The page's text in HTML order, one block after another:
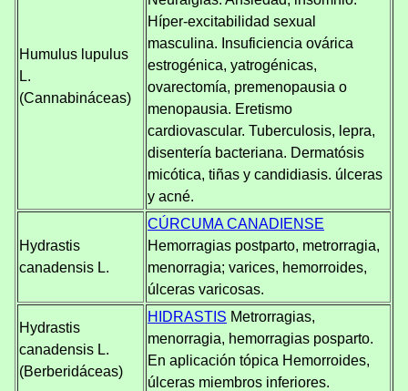
Humulus lupulus
L.
(Cannabináceas)
Híper-excitabilidad sexual
masculina. Insuficiencia ovárica
estrogénica, yatrogénicas,
ovarectomía, premenopausia o
menopausia. Eretismo
cardiovascular. Tuberculosis, lepra,
disentería bacteriana. Dermatósis
micótica, tiñas y candidiasis. úlceras
y acné.
Hydrastis
canadensis L.
CÚRCUMA CANADIENSE
Hemorragias postparto, metrorragia,
menorragia; varices, hemorroides,
úlceras varicosas.
Hydrastis
canadensis L.
(Berberidáceas)
HIDRASTIS Metrorragias,
menorragia, hemorragias posparto.
En aplicación tópica Hemorroides,
úlceras miembros inferiores.